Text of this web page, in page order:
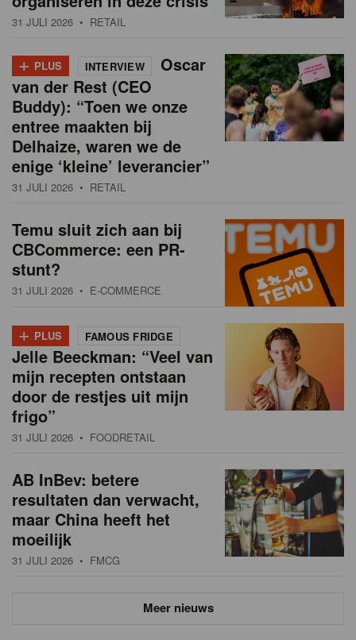
31 JULI 2026 • RETAIL
+ PLUS INTERVIEW
Oscar
van der Rest (CEO
Buddy): “Toen we onze
entree maakten bij
Delhaize, waren we de
enige ‘kleine’ leverancier”
31 JULI 2026 • RETAIL
Temu sluit zich aan bij
CBCommerce: een PR-
stunt?
31 JULI 2026 • E-COMMERCE
+ PLUS FAMOUS FRIDGE
Jelle Beeckman: “Veel van
mijn recepten ontstaan
door de restjes uit mijn
frigo”
31 JULI 2026 • FOODRETAIL
AB InBev: betere
resultaten dan verwacht,
maar China heeft het
moeilijk
31 JULI 2026 • FMCG
Meer nieuws